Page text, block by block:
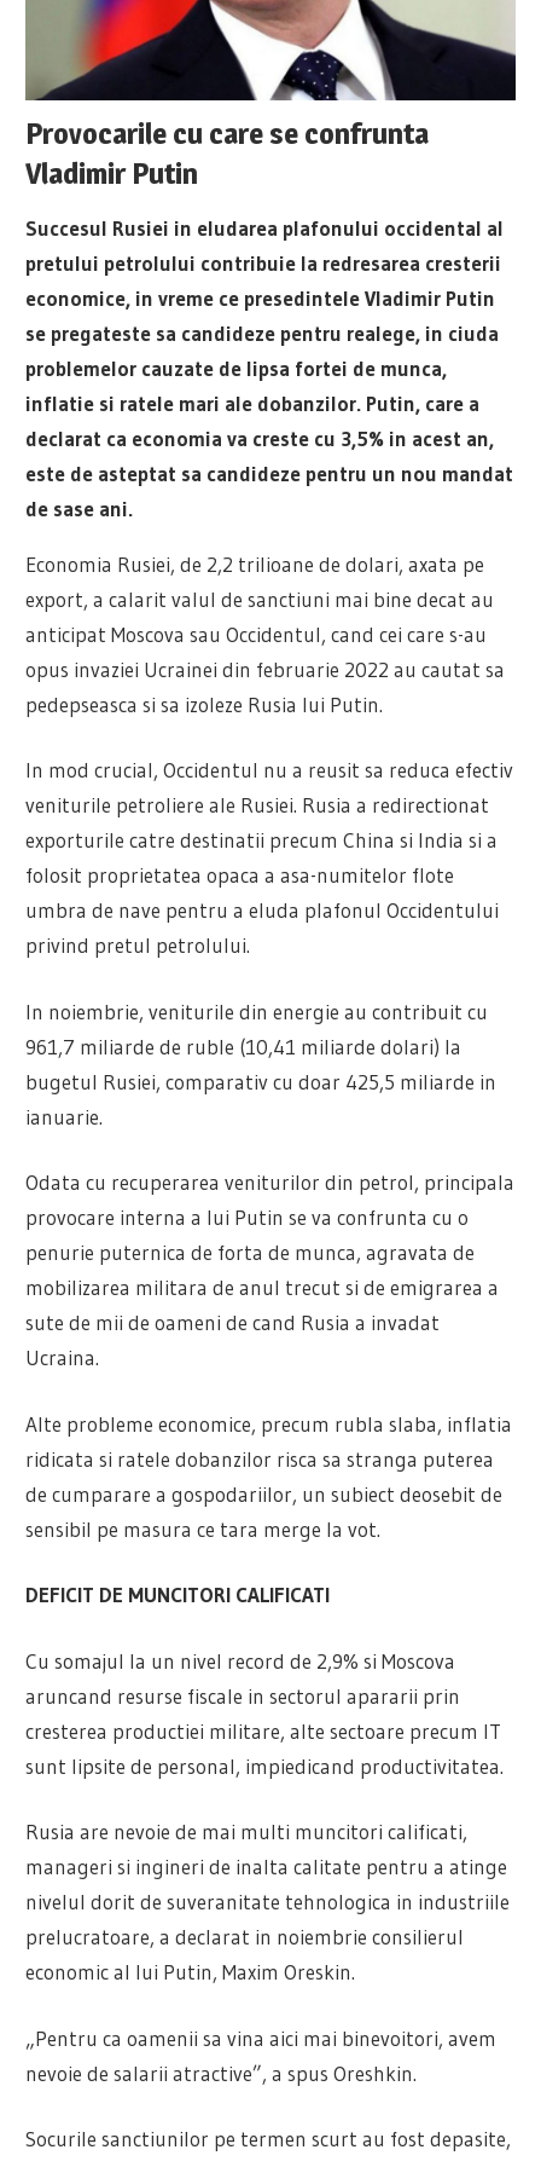
Provocarile cu care se confrunta
Vladimir Putin
Succesul Rusiei in eludarea plafonului occidental al
pretului petrolului contribuie la redresarea cresterii
economice, in vreme ce presedintele Vladimir Putin
se pregateste sa candideze pentru realege, in ciuda
problemelor cauzate de lipsa fortei de munca,
inflatie si ratele mari ale dobanzilor. Putin, care a
declarat ca economia va creste cu 3,5% in acest an,
este de asteptat sa candideze pentru un nou mandat
de sase ani.
Economia Rusiei, de 2,2 trilioane de dolari, axata pe
export, a calarit valul de sanctiuni mai bine decat au
anticipat Moscova sau Occidentul, cand cei care s-au
opus invaziei Ucrainei din februarie 2022 au cautat sa
pedepseasca si sa izoleze Rusia lui Putin.
In mod crucial, Occidentul nu a reusit sa reduca efectiv
veniturile petroliere ale Rusiei. Rusia a redirectionat
exporturile catre destinatii precum China si India si a
folosit proprietatea opaca a asa-numitelor flote
umbra de nave pentru a eluda plafonul Occidentului
privind pretul petrolului.
In noiembrie, veniturile din energie au contribuit cu
961,7 miliarde de ruble (10,41 miliarde dolari) la
bugetul Rusiei, comparativ cu doar 425,5 miliarde in
ianuarie.
Odata cu recuperarea veniturilor din petrol, principala
provocare interna a lui Putin se va confrunta cu o
penurie puternica de forta de munca, agravata de
mobilizarea militara de anul trecut si de emigrarea a
sute de mii de oameni de cand Rusia a invadat
Ucraina.
Alte probleme economice, precum rubla slaba, inflatia
ridicata si ratele dobanzilor risca sa stranga puterea
de cumparare a gospodariilor, un subiect deosebit de
sensibil pe masura ce tara merge la vot.
DEFICIT DE MUNCITORI CALIFICATI
Cu somajul la un nivel record de 2,9% si Moscova
aruncand resurse fiscale in sectorul apararii prin
cresterea productiei militare, alte sectoare precum IT
sunt lipsite de personal, impiedicand productivitatea.
Rusia are nevoie de mai multi muncitori calificati,
manageri si ingineri de inalta calitate pentru a atinge
nivelul dorit de suveranitate tehnologica in industriile
prelucratoare, a declarat in noiembrie consilierul
economic al lui Putin, Maxim Oreskin.
„Pentru ca oamenii sa vina aici mai binevoitori, avem
nevoie de salarii atractive”, a spus Oreshkin.
Socurile sanctiunilor pe termen scurt au fost depasite,